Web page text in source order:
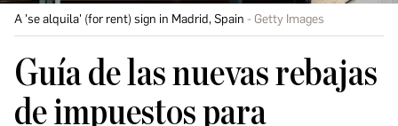
A 'se alquila' (for rent) sign in Madrid, Spain Getty Images
Guía de las nuevas rebajas
de impuestos para